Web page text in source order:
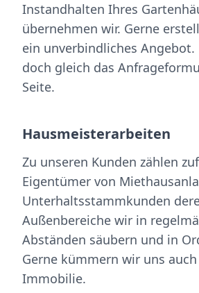
Instandhalten Ihres
übernehmen wir. Gerne
ein unverbindliches Angebot.
doch gleich das
Seite.
Hausmeisterarbeiten
Zu unseren Kunden zählen
Eigentümer von
Unterhaltsstammkunden
Außenbereiche wir in
Abständen säubern und in
Gerne kümmern wir uns
Immobilie.